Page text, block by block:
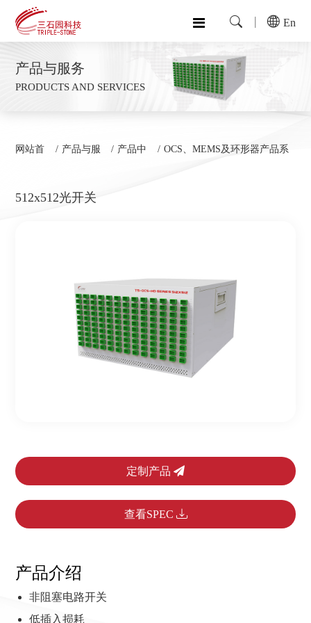
En
产品与服务
PRODUCTS AND SERVICES
网站首 产品与服 产品中 OCS、MEMS及环形器产品系
512x512光开关
定制产品
查看SPEC
产品介绍
非阻塞电路开关
低插入损耗